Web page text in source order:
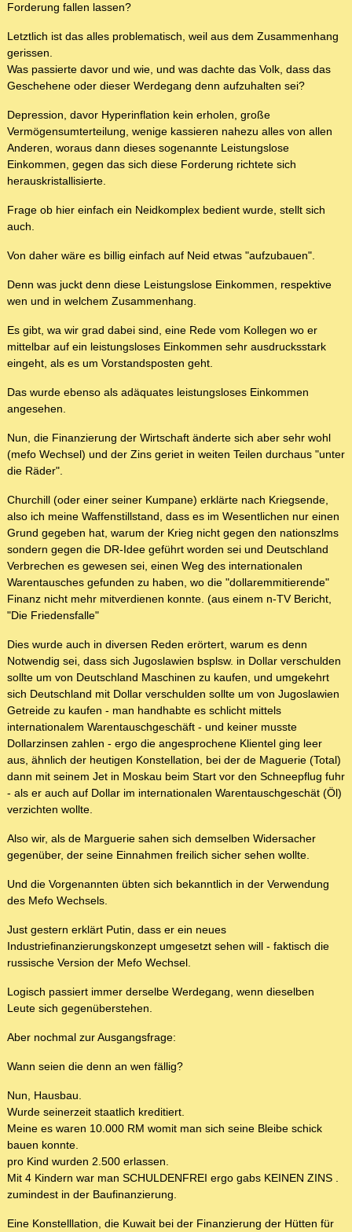
Forderung fallen lassen?
Letztlich ist das alles problematisch, weil aus dem Zusammenhang
gerissen.
Was passierte davor und wie, und was dachte das Volk, dass das
Geschehene oder dieser Werdegang denn aufzuhalten sei?
Depression, davor Hyperinflation kein erholen, große
Vermögensumterteilung, wenige kassieren nahezu alles von allen
Anderen, woraus dann dieses sogenannte Leistungslose
Einkommen, gegen das sich diese Forderung richtete sich
herauskristallisierte.
Frage ob hier einfach ein Neidkomplex bedient wurde, stellt sich
auch.
Von daher wäre es billig einfach auf Neid etwas "aufzubauen".
Denn was juckt denn diese Leistungslose Einkommen, respektive
wen und in welchem Zusammenhang.
Es gibt, wa wir grad dabei sind, eine Rede vom Kollegen wo er
mittelbar auf ein leistungsloses Einkommen sehr ausdrucksstark
eingeht, als es um Vorstandsposten geht.
Das wurde ebenso als adäquates leistungsloses Einkommen
angesehen.
Nun, die Finanzierung der Wirtschaft änderte sich aber sehr wohl
(mefo Wechsel) und der Zins geriet in weiten Teilen durchaus "unter
die Räder".
Churchill (oder einer seiner Kumpane) erklärte nach Kriegsende,
also ich meine Waffenstillstand, dass es im Wesentlichen nur einen
Grund gegeben hat, warum der Krieg nicht gegen den nationszlms
sondern gegen die DR-Idee geführt worden sei und Deutschland
Verbrechen es gewesen sei, einen Weg des internationalen
Warentausches gefunden zu haben, wo die "dollaremmitierende"
Finanz nicht mehr mitverdienen konnte. (aus einem n-TV Bericht,
"Die Friedensfalle"
Dies wurde auch in diversen Reden erörtert, warum es denn
Notwendig sei, dass sich Jugoslawien bsplsw. in Dollar verschulden
sollte um von Deutschland Maschinen zu kaufen, und umgekehrt
sich Deutschland mit Dollar verschulden sollte um von Jugoslawien
Getreide zu kaufen - man handhabte es schlicht mittels
internationalem Warentauschgeschäft - und keiner musste
Dollarzinsen zahlen - ergo die angesprochene Klientel ging leer
aus, ähnlich der heutigen Konstellation, bei der de Maguerie (Total)
dann mit seinem Jet in Moskau beim Start vor den Schneepflug fuhr
- als er auch auf Dollar im internationalen Warentauschgeschät (Öl)
verzichten wollte.
Also wir, als de Marguerie sahen sich demselben Widersacher
gegenüber, der seine Einnahmen freilich sicher sehen wollte.
Und die Vorgenannten übten sich bekanntlich in der Verwendung
des Mefo Wechsels.
Just gestern erklärt Putin, dass er ein neues
Industriefinanzierungskonzept umgesetzt sehen will - faktisch die
russische Version der Mefo Wechsel.
Logisch passiert immer derselbe Werdegang, wenn dieselben
Leute sich gegenüberstehen.
Aber nochmal zur Ausgangsfrage:
Wann seien die denn an wen fällig?
Nun, Hausbau.
Wurde seinerzeit staatlich kreditiert.
Meine es waren 10.000 RM womit man sich seine Bleibe schick
bauen konnte.
pro Kind wurden 2.500 erlassen.
Mit 4 Kindern war man SCHULDENFREI ergo gabs KEINEN ZINS .
zumindest in der Baufinanzierung.
Eine Konstelllation, die Kuwait bei der Finanzierung der Hütten für